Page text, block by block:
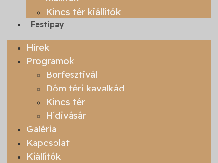
Kincs tér kiállítók
Festipay
Hírek
Programok
Borfesztivál
Dóm téri kavalkád
Kincs tér
Hídivásár
Galéria
Kapcsolat
Kiállítók